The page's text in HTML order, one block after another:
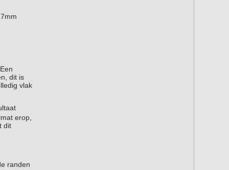
dit is
vlak
erop,
dit
randen